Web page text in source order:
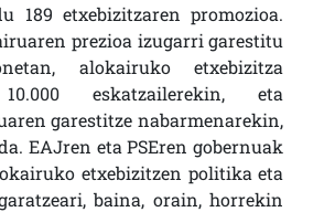
189 etxebizitzaren promozioa.
prezioa izugarri garestitu
alokairuko etxebizitza
eskatzailerekin, eta
garestitze nabarmenarekin,
EAJren eta PSEren gobernuak
etxebizitzen politika eta
baina, orain, horrekin